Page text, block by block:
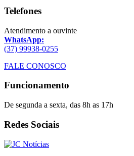
Telefones
Atendimento a ouvinte
WhatsApp:
(37) 99938-0255
FALE CONOSCO
Funcionamento
De segunda a sexta, das 8h as 17h
Redes Sociais